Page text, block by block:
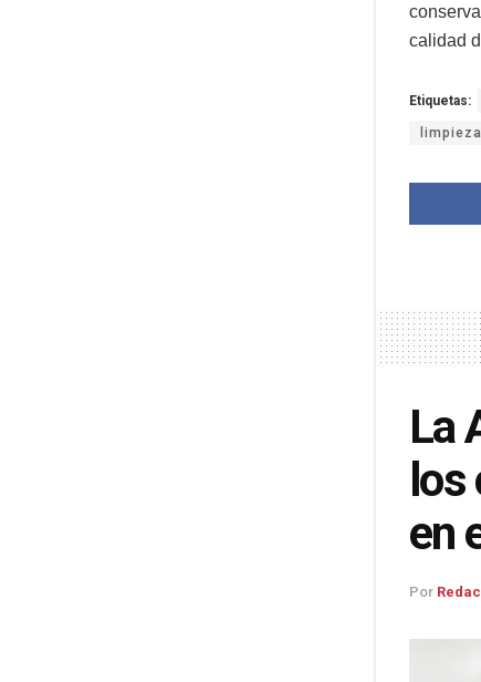
calidad
Etiquetas:
limpieza
La
en
Por